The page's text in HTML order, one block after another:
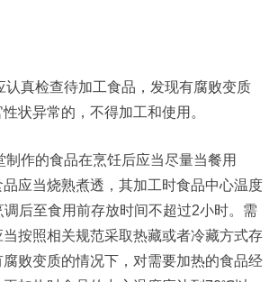
真检查待加工食品，发现有腐败变质
状异常的，不得加工和使用。
作的食品在烹饪后应当尽量当餐用
应当烧熟煮透，其加工时食品中心温度
后至食用前存放时间不超过2小时。需
按照相关规范采取热藏或者冷藏方式存
败变质的情况下，对需要加热的食品经